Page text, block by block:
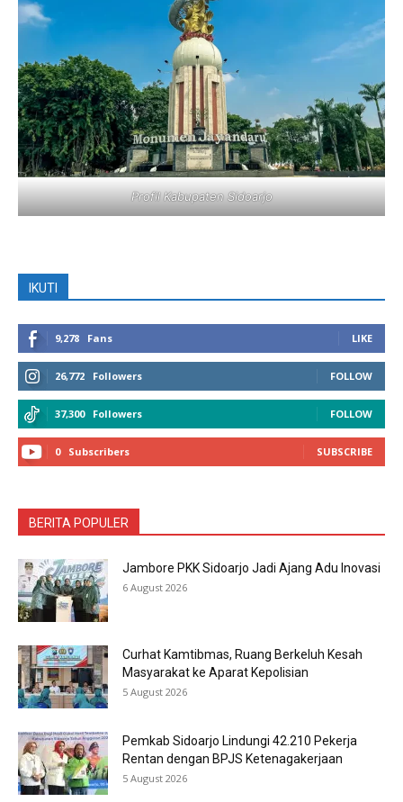
Profil Kabupaten Sidoarjo
IKUTI
9,278 Fans LIKE
26,772 Followers FOLLOW
37,300 Followers FOLLOW
0 Subscribers SUBSCRIBE
BERITA POPULER
Jambore PKK Sidoarjo Jadi Ajang Adu Inovasi
6 August 2026
Curhat Kamtibmas, Ruang Berkeluh Kesah
Masyarakat ke Aparat Kepolisian
5 August 2026
Pemkab Sidoarjo Lindungi 42.210 Pekerja
Rentan dengan BPJS Ketenagakerjaan
5 August 2026